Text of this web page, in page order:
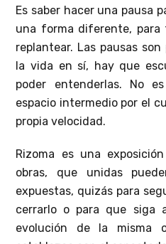
Es saber hacer una pausa
una forma diferente, para
replantear. Las pausas
la vida en sí, hay que
poder entenderlas. No
espacio intermedio por el
propia velocidad.
Rizoma es una
obras, que unidas
expuestas, quizás para
cerrarlo o para que siga
evolución de la misma